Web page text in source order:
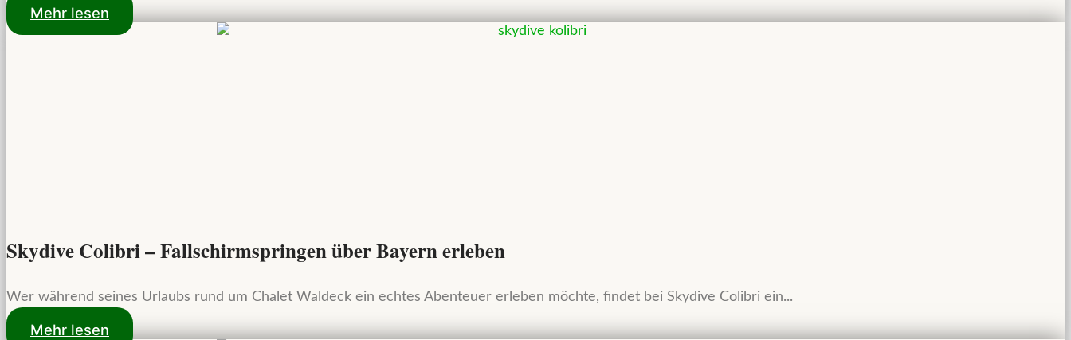
Mehr lesen
Skydive Colibri – Fallschirmspringen über Bayern erleben
Wer während seines Urlaubs rund um Chalet Waldeck ein echtes Abenteuer erleben möchte, findet bei Skydive Colibri ein...
Mehr lesen